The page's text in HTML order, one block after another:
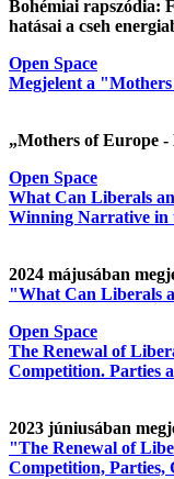
Bohémiai rapszódia:
hatásai a cseh
Open Space
Megjelent a
„Mothers of Europe
Open Space
What Can Liberals
Winning Narrative in
2024 májusában
"What Can Liberals
Open Space
The Renewal of
Competition. Parties
2023 júniusában
"The Renewal of
Competition, Parties,